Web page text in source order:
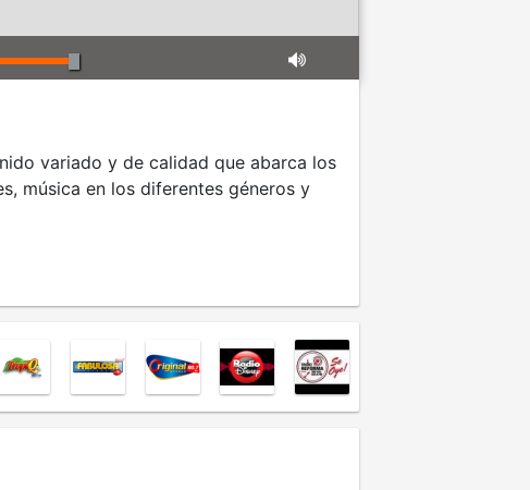
variado y de calidad que abarca los
música en los diferentes géneros y